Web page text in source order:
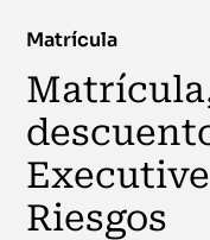
Matrícula
Riesgos